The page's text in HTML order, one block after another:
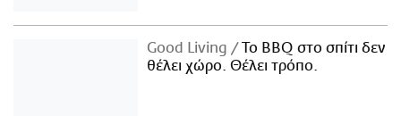
Good Living
Το BBQ στο σπίτι δεν
θέλει χώρο. Θέλει τρόπο.